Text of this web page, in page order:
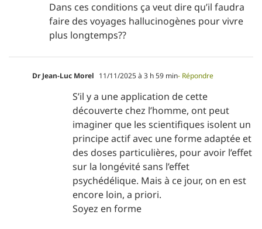
Dans ces conditions ça veut dire qu’il faudra
faire des voyages hallucinogènes pour vivre
plus longtemps??
Dr Jean-Luc Morel 11/11/2025 à 3 h 59 min- Répondre
S’il y a une application de cette
découverte chez l’homme, ont peut
imaginer que les scientifiques isolent un
principe actif avec une forme adaptée et
des doses particulières, pour avoir l’effet
sur la longévité sans l’effet
psychédélique. Mais à ce jour, on en est
encore loin, a priori.
Soyez en forme